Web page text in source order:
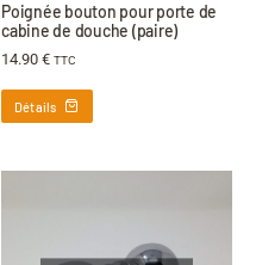
Poignée bouton pour porte de
cabine de douche (paire)
14.90 € TTC
Détails